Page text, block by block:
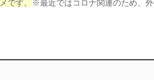
です。
※最近ではコロナ関連のため、外